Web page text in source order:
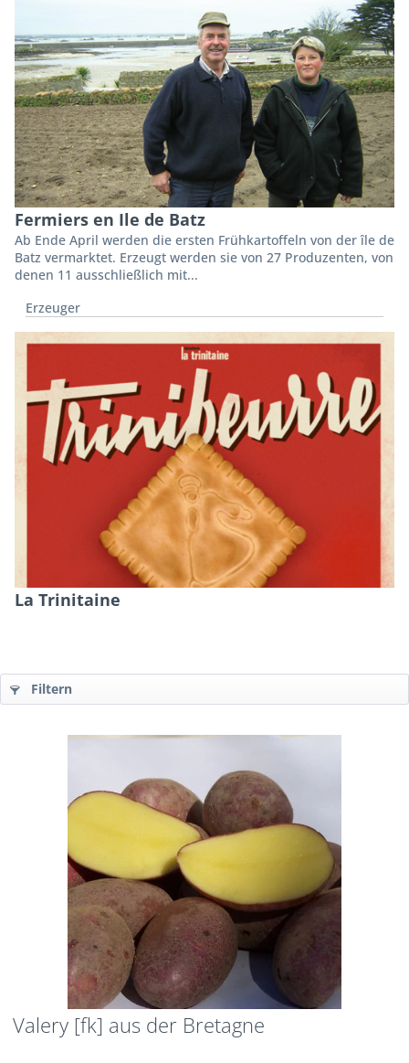
Fermiers en Ile de Batz
Ab Ende April werden die ersten Frühkartoffeln von der île de
Batz vermarktet. Erzeugt werden sie von 27 Produzenten, von
denen 11 ausschließlich mit...
Erzeuger
La Trinitaine
Filtern
Valery [fk] aus der Bretagne